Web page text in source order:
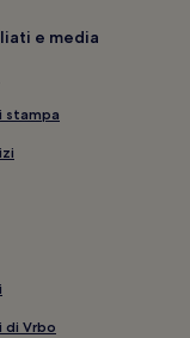
e media
stampa
di Vrbo